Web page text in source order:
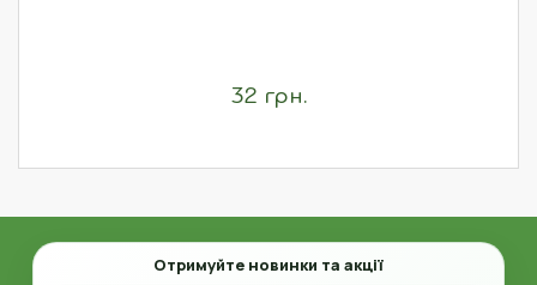
32 грн.
Email
Отримуйте новинки та акції